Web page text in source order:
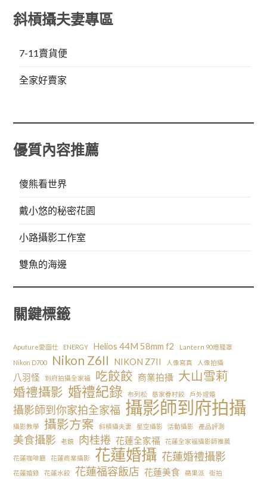
斜槓攝夫妻專區
7-11賣貨便
全家好賣家
優質內容推薦
傻熊看世界
戴小悠的秘密花園
小路攝影工作室
雙魚的海邊
關鍵標籤
Aputure愛圖仕 ENERGY Helios 44M 58mm f2
Lantern 90燈籠罩
Nikon D700
Nikon Z6II NIKON Z7II 人像寫真 人像拍攝
八羽怪 到府拍攝全家福 吃餃餃 商業拍攝 大山雪莉
婚禮攝影 婚禮紀錄 布列松 慈家眷村餃 戶外證婚
攝影師到你家拍全家福 攝影師到府拍攝
攝影教學 攝影方案 斜槓攝夫妻 星空攝影 活動攝影 產品評測
美食攝影 老鏡 肉桂捲 花蓮全家福 花蓮全家福攝影師推薦
花蓮咖啡廳 花蓮商業攝影 花蓮婚攝 花蓮婚禮攝影
花蓮婚錄 花蓮水餃 花蓮福容飯店 花蓮美食 蘋果派 街拍